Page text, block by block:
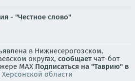
- "Честное слово"
в Нижнесерогозском,
округах, сообщает чат-бот
MAX Подписаться на "Таврию" в
области